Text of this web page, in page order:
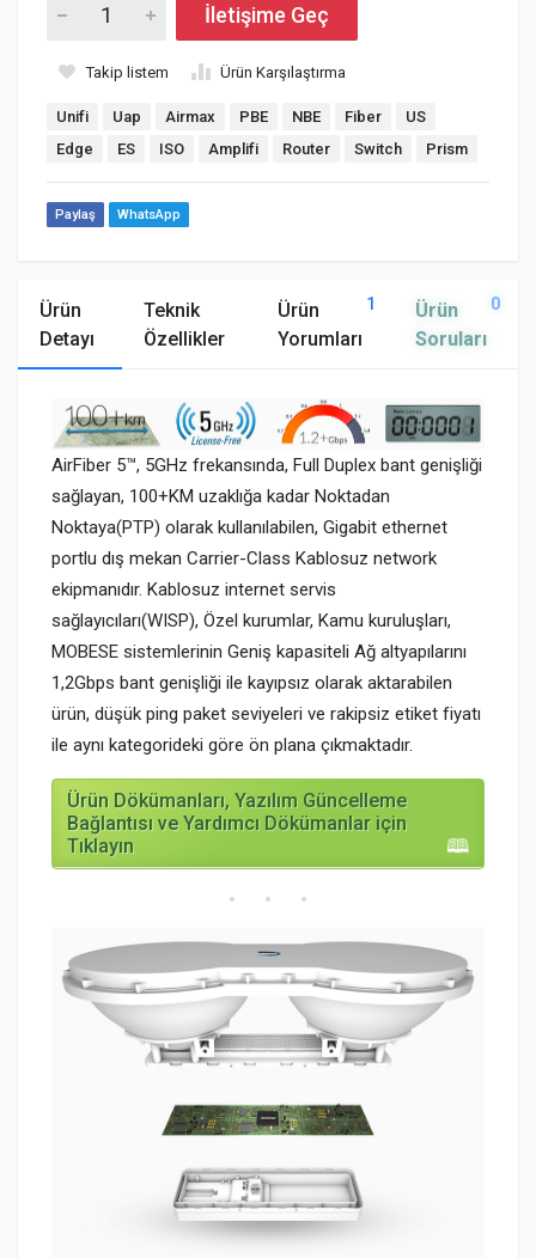
İletişime Geç
Takip listem Ürün Karşılaştırma
Unifi Uap Airmax PBE NBE Fiber
US
Edge
ES ISO Amplifi Router Switch Prism
Paylaş WhatsApp
Ürün
Detayı
Teknik
Özellikler
Ürün
Yorumları
1
Ürün
Soruları
0
AirFiber 5™, 5GHz frekansında, Full Duplex bant genişliği
sağlayan, 100+KM uzaklığa kadar Noktadan
Noktaya(PTP) olarak kullanılabilen, Gigabit ethernet
portlu dış mekan Carrier-Class Kablosuz network
ekipmanıdır. Kablosuz internet servis
sağlayıcıları(WISP), Özel kurumlar, Kamu kuruluşları,
MOBESE sistemlerinin Geniş kapasiteli Ağ altyapılarını
1,2Gbps bant genişliği ile kayıpsız olarak aktarabilen
ürün, düşük ping paket seviyeleri ve rakipsiz etiket fiyatı
ile aynı kategorideki göre ön plana çıkmaktadır.
Ürün Dökümanları, Yazılım Güncelleme
Bağlantısı ve Yardımcı Dökümanlar için
Tıklayın